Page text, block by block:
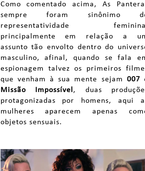
Como comentado acima, As
sempre foram sinônimo
representatividade
principalmente em relação a
assunto tão envolto dentro do
masculino, afinal, quando se fala
espionagem talvez os primeiros
que venham à sua mente sejam 007
Missão Impossível , duas
protagonizadas por homens, aqui
mulheres aparecem apenas
objetos sensuais.